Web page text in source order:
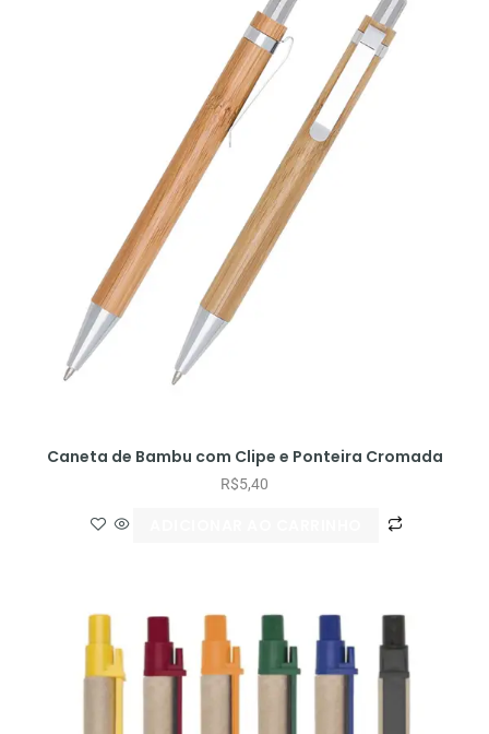
Caneta de Bambu com Clipe e Ponteira Cromada
R$5,40